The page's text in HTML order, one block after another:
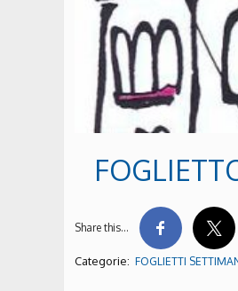
Share this…
Categorie: FOGLIETTI